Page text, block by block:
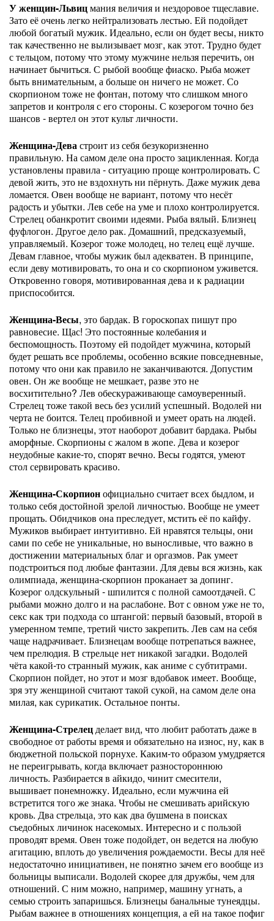
У женщин-Львицмания величия и нездоровое тщеславие.
Зато её очень легко нейтрализовать лестью. Ей подойдет
любой богатый мужик. Идеально, если он будет весы, никто
так качественно не вылизывает мозг, как этот. Трудно будет
с тельцом, потому что этому мужчине нельзя перечить, он
начинает бычиться. С рыбой вообще фиаско. Рыба может
быть внимательным, а больше он ничего не может. Со
скорпионом тоже не фонтан, потому что слишком много
запретов и контроля с его стороны. С козерогом точно без
шансов - вертел он этот культ личности.
Женщина-Девастроит из себя безукоризненно
правильную. На самом деле она просто зацикленная. Когда
установлены правила - ситуацию проще контролировать. С
девой жить, это не вздохнуть ни пёрнуть. Даже мужик дева
ломается. Овен вообще не вариант, потому что несёт
радость и убытки. Лев себе на уме и плохо контролируется.
Стрелец обанкротит своими идеями. Рыба вялый. Близнец
фуфлогон. Другое дело рак. Домашний, предсказуемый,
управляемый. Козерог тоже молодец, но телец ещё лучше.
Девам главное, чтобы мужик был адекватен. В принципе,
если деву мотивировать, то она и со скорпионом уживется.
Откровенно говоря, мотивированная дева и к радиации
приспособится.
Женщина-Весы, это бардак. В гороскопах пишут про
равновесие. Щас! Это постоянные колебания и
беспомощность. Поэтому ей подойдет мужчина, который
будет решать все проблемы, особенно всякие повседневные,
потому что они как правило не заканчиваются. Допустим
овен. Он же вообще не мешкает, разве это не
восхитительно? Лев обескураживающе самоуверенный.
Стрелец тоже такой весь без усилий успешный. Водолей ни
черта не боится. Телец пробивной и умеет орать на людей.
Только не близнецы, этот наоборот добавит бардака. Рыбы
аморфные. Скорпионы с жалом в жопе. Дева и козерог
неудобные какие-то, спорят вечно. Весы годятся, умеют
стол сервировать красиво.
Женщина-Скорпионофициально считает всех быдлом, и
только себя достойной зрелой личностью. Вообще не умеет
прощать. Обидчиков она преследует, мстить её по кайфу.
Мужиков выбирает интуитивно. Ей нравятся тельцы, они
сами по себе не уникальные, но выносливые, что важно в
достижении материальных благ и оргазмов. Рак умеет
подстроиться под любые фантазии. Для девы вся жизнь, как
олимпиада, женщина-скорпион проканает за допинг.
Козерог олдскульный - шпилится с полной самоотдачей. С
рыбами можно долго и на раслабоне. Вот с овном уже не то,
секс как три подхода со штангой: первый базовый, второй в
умеренном темпе, третий чисто закрепить. Лев сам на себя
чаще надрачивает. Близнецам вообще потрепаться важнее,
чем прелюдия. В стрельце нет никакой загадки. Водолей
чёта какой-то странный мужик, как аниме с субтитрами.
Скорпион пойдет, но этот и мозг вдобавок имеет. Вообще,
зря эту женщиной считают такой сукой, на самом деле она
милая, как сурикатик. Остальное понты.
Женщина-Стрелецделает вид, что любит работать даже в
свободное от работы время и обязательно на износ, ну, как в
бюджетной польской порнухе. Каким-то образом умудряется
не переигрывать, когда включает разностороннюю
личность. Разбирается в айкидо, чинит смесители,
вышивает понемножку. Идеально, если мужчина ей
встретится того же знака. Чтобы не смешивать арийскую
кровь. Два стрельца, это как два бушмена в поисках
съедобных личинок насекомых. Интересно и с пользой
проводят время. Овен тоже подойдет, он ведется на любую
агитацию, вплоть до увеличения рождаемости. Весы для неё
недостаточно инициативен, не понятно зачем его вообще из
больницы выписали. Водолей скорее для дружбы, чем для
отношений. С ним можно, например, машину угнать, а
семью строить запаришься. Близнецы банальные тунеядцы.
Рыбам важнее в отношениях концепция, а ей на такое пофиг